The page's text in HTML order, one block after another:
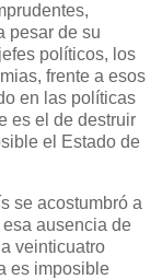
pesar de su
políticos, los
frente a esos
en las políticas
es el de destruir
el Estado de
se acostumbró a
ausencia de
veinticuatro
es imposible